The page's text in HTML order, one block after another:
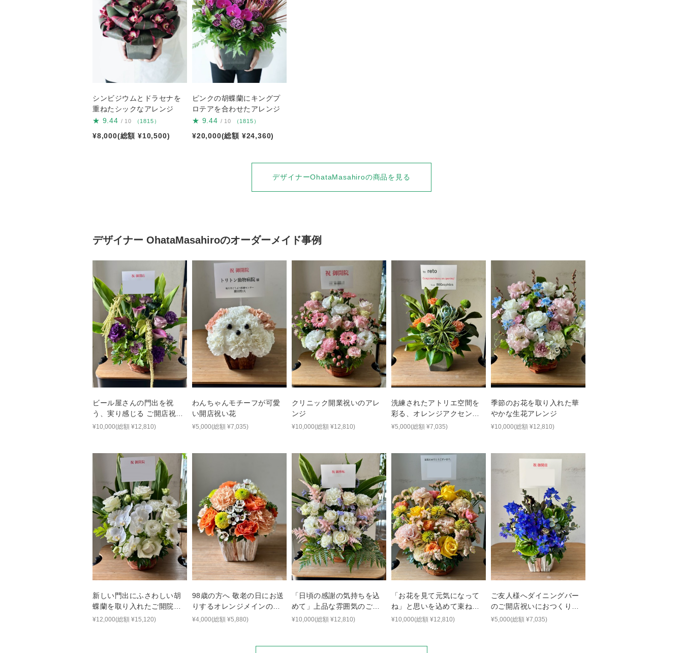
シンビジウムとドラセナを
重ねたシックなアレンジ
★ 9.44 / 10 （1815）
¥8,000(総額 ¥10,500)
ピンクの胡蝶蘭にキングプ
ロテアを合わせたアレンジ
★ 9.44 / 10 （1815）
¥20,000(総額 ¥24,360)
デザイナーOhataMasahiroの商品を見る
デザイナー OhataMasahiroのオーダーメイド事例
ビール屋さんの門出を祝
う、実り感じる ご開店祝い
花
¥10,000(総額 ¥12,810)
わんちゃんモチーフが可愛
い開店祝い花
¥5,000(総額 ¥7,035)
クリニック開業祝いのアレ
ンジ
¥10,000(総額 ¥12,810)
洗練されたアトリエ空間を
彩る、オレンジアクセント
のシックなご開店祝い花
¥5,000(総額 ¥7,035)
季節のお花を取り入れた華
やかな生花アレンジ
¥10,000(総額 ¥12,810)
新しい門出にふさわしい胡
蝶蘭を取り入れたご開院祝
い花
¥12,000(総額 ¥15,120)
98歳の方へ 敬老の日にお送
りするオレンジメインのフ
ラワーギフト
¥4,000(総額 ¥5,880)
「日頃の感謝の気持ちを込
めて」上品な雰囲気のご移
転お祝い花
¥10,000(総額 ¥12,810)
「お花を見て元気になって
ね」と思いを込めて束ねた
ご退院祝いアレンジメント
¥10,000(総額 ¥12,810)
ご友人様へダイニングバー
のご開店祝いにおつくりし
たアレンジメント
¥5,000(総額 ¥7,035)